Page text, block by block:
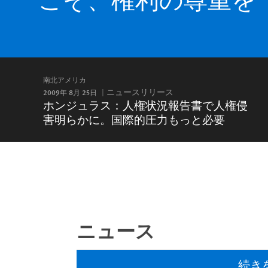
南北アメリカ
2009年 8月 25日
ニュースリリース
ホンジュラス：人権状況報告書で人権侵
害明らかに。国際的圧力もっと必要
ニュース
続き